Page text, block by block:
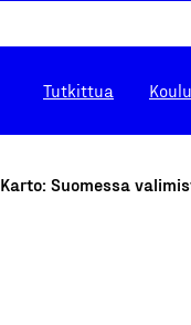
Tutkittua
Karto: Suomessa